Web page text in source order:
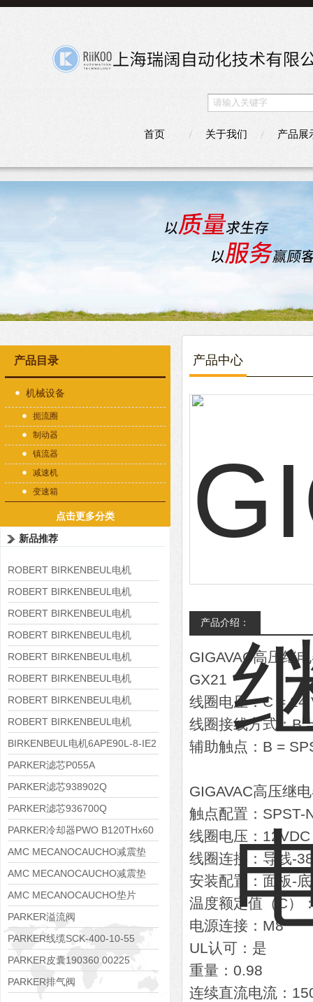
首页 关于我们 产品展
产品目录
机械设备
扼流圈
制动器
镇流器
减速机
变速箱
点击更多分类
新品推荐
ROBERT BIRKENBEUL电机
8APE225M-4-IE3
ROBERT BIRKENBEUL电机
8APE180L-4 IE3
ROBERT BIRKENBEUL电机
8APE160M-6 IE3
ROBERT BIRKENBEUL电机
8APE160L-4-IE3
ROBERT BIRKENBEUL电机
8APE112M-6K-IE3
ROBERT BIRKENBEUL电机
8APE100L-2 IE3
ROBERT BIRKENBEUL电机
8APE90S-4 IE3
ROBERT BIRKENBEUL电机
8APE80M-2K-IE3
BIRKENBEUL电机6APE90L-8-IE2
PARKER滤芯P055A
PARKER滤芯938902Q
PARKER滤芯936700Q
PARKER冷却器PWO B120THx60
AMC MECANOCAUCHO减震垫
138552
AMC MECANOCAUCHO减震垫
138551
AMC MECANOCAUCHO垫片
608074
PARKER溢流阀
RE06M35W2N1KWXG087
PARKER线缆SCK-400-10-55
PARKER皮囊190360 00225
PARKER排气阀
产品中心
产品介绍：
GIGAVAC高压继
GX21
线圈电压：C = 24
线圈接线方式：B
辅助触点：B =
GIGAVAC高压继
触点配置：SPST-
线圈电压：12VDC
线圈连接：导线-
安装配置：面板-
温度额定值（C）
电源连接：M8
UL认可：是
重量：0.98
连续直流电流：